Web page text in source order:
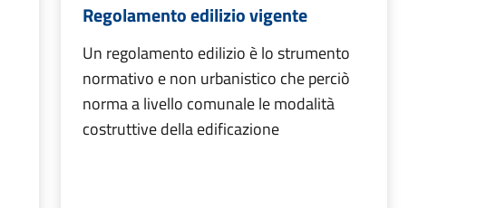
Regolamento edilizio vigente
Un regolamento edilizio è lo strumento
normativo e non urbanistico che perciò
norma a livello comunale le modalità
costruttive della edificazione